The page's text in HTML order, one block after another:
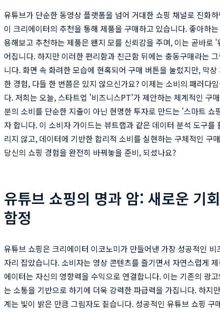
유튜브가 단순한 동영상 플랫폼을 넘어 거대한 쇼핑 채널로 진화
이 크리에이터의 추천을 통해 제품을 구매하고 있습니다. 좋아하
용해보고 추천하는 제품은 왠지 모를 신뢰감을 주며, 이는 곧바로
어집니다. 하지만 이러한 편리함과 친근함 뒤에는 충동구매라는
니다. 화면 속 화려한 모습에 현혹되어 구매 버튼을 눌렀지만, 막
한 경험, 다들 한 번쯤은 있지 않으신가요? 이제는 소비의 패러다
다. 저희는 오늘, 스타트업 '비즈니스PT'가 제안하는 체계적인 구
분의 소비를 단순한 지출이 아닌 현명한 투자로 만드는 '스마트 쇼
자 합니다. 이 소비자 가이드는 뷰트랩과 같은 데이터 분석 도구를
리지 않고, 데이터에 기반한 합리적 소비를 실현하는 구체적인 구
당신의 쇼핑 경험을 완전히 바꿔놓을 준비, 되셨나요?
유튜브 쇼핑의 명과 암: 새로운 기
함정
유튜브 쇼핑은 크리에이터 이코노미가 만들어낸 가장 성공적인
자리 잡았습니다. 소비자는 영상 콘텐츠를 즐기면서 자연스럽게
에이터는 자신의 영향력을 수익으로 연결합니다. 이는 기존의 광
는 소통을 기반으로 하기에 더욱 강력한 파급력을 가집니다. 하지
계는 빛이 밝은 만큼 그림자도 짙습니다. 성공적인 유튜브 쇼핑 구